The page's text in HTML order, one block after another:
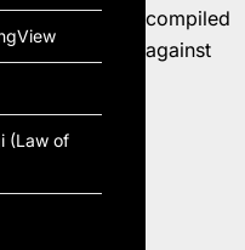
(Law of
compiled
against